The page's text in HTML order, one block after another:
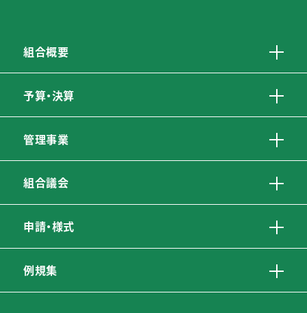
組合概要
予算・決算
管理事業
組合議会
申請・様式
例規集